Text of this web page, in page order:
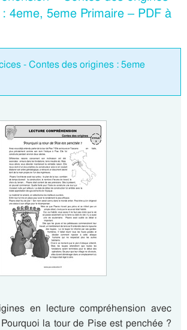
4eme, 5eme Primaire – PDF à
- Contes des origines : 5eme
en lecture compréhension avec
la tour de Pise est penchée ?